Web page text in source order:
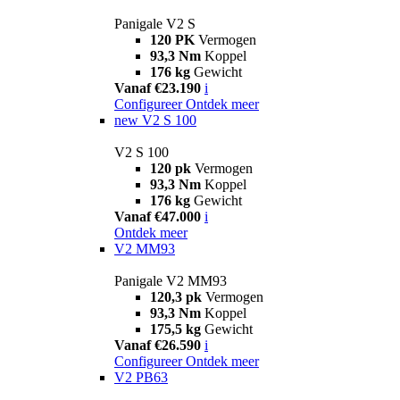
Panigale V2 S
120 PK Vermogen
93,3 Nm Koppel
176 kg Gewicht
Vanaf €23.190 i
Configureer Ontdek meer
new V2 S 100
V2 S 100
120 pk Vermogen
93,3 Nm Koppel
176 kg Gewicht
Vanaf €47.000 i
Ontdek meer
V2 MM93
Panigale V2 MM93
120,3 pk Vermogen
93,3 Nm Koppel
175,5 kg Gewicht
Vanaf €26.590 i
Configureer Ontdek meer
V2 PB63